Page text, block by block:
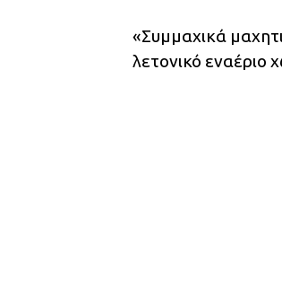
«Συμμαχικά
λετονικό